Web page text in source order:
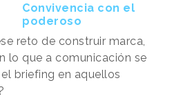
Convivencia con el
poderoso
reto de construir marca,
lo que a comunicación se
briefing en aquellos